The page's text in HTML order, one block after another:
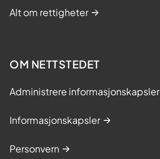
Alt om rettigheter
OM NETTSTEDET
Administrere informasjonskapsler
Informasjonskapsler
Personvern